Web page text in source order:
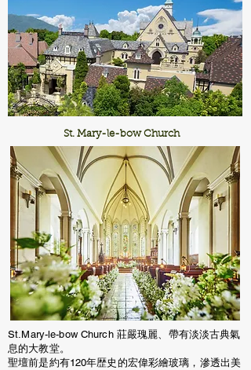
​St. Mary-le-bow Church
St.Mary-le-bow Church 莊嚴瑰麗、帶有淡淡古典氣
息的大教堂。
聖壇前是約有120年歴史的宏偉彩繪玻璃，滲透出美